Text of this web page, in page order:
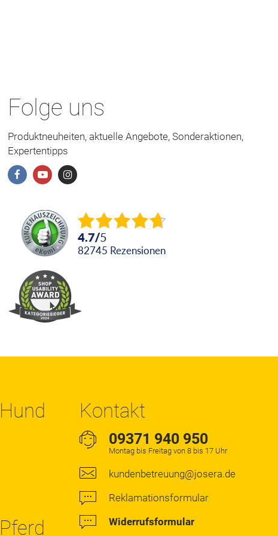
Folge uns
Produktneuheiten, aktuelle Angebote, Sonderaktionen,
Expertentipps
4.7/5
82745 Rezensionen
Kontakt
09371 940 950
Montag bis Freitag von 8 bis 17 Uhr
kundenbetreuung@josera.de
Reklamationsformular
Widerrufsformular